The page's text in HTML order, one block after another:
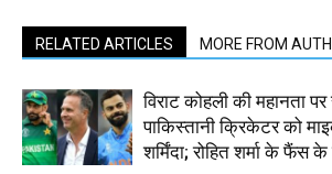
RELATED ARTICLES MORE FROM
विराट कोहली की महानता
पाकिस्तानी क्रिकेटर को
शर्मिंदा; रोहित शर्मा के फैंस के